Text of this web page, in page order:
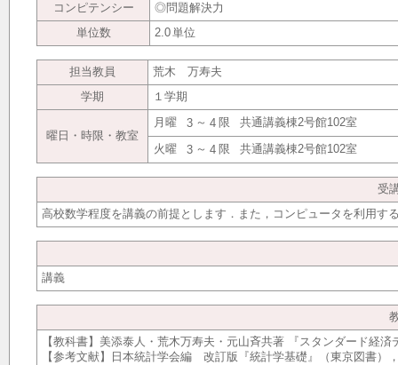
コンピテンシー
◎問題解決力
単位数
2.0単位
担当教員
荒木 万寿夫
学期
１学期
曜日・時限・教室
月曜 3 ～ 4 限
共通講義棟2号館102室
火曜
3 ～ 4 限 共通講義棟2号館102室
受
高校数学程度を講義の前提とします．また，コンピュータを利用す
講義
【教科書】美添泰人・荒木万寿夫・元山斉共著 『スタンダード経
【参考文献】日本統計学会編 改訂版『統計学基礎』（東京図書）